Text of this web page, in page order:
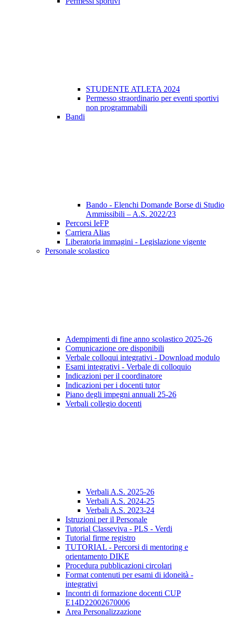
STUDENTE ATLETA 2024
Permesso straordinario per eventi sportivi
non programmabili
Bandi
Bando - Elenchi Domande Borse di Studio
Ammissibili – A.S. 2022/23
Percorsi IeFP
Carriera Alias
Liberatoria immagini - Legislazione vigente
Personale scolastico
Adempimenti di fine anno scolastico 2025-26
Comunicazione ore disponibili
Verbale colloqui integrativi - Download modulo
Esami integrativi - Verbale di colloquio
Indicazioni per il coordinatore
Indicazioni per i docenti tutor
Piano degli impegni annuali 25-26
Verbali collegio docenti
Verbali A.S. 2025-26
Verbali A.S. 2024-25
Verbali A.S. 2023-24
Istruzioni per il Personale
Tutorial Classeviva - PLS - Verdi
Tutorial firme registro
TUTORIAL - Percorsi di mentoring e
orientamento DIKE
Procedura pubblicazioni circolari
Format contenuti per esami di idoneità -
integrativi
Incontri di formazione docenti CUP
E14D22002670006
Area Personalizzazione